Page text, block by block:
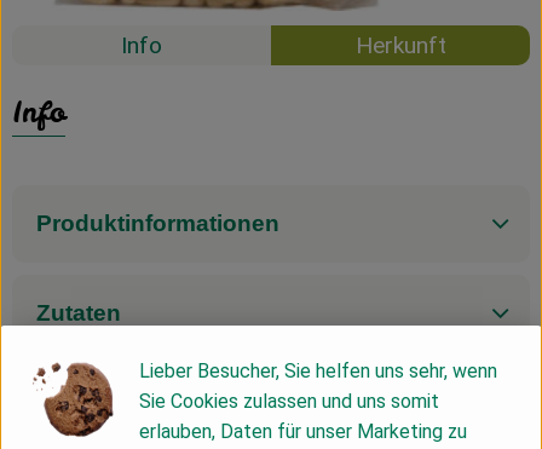
Info Herkunft
Info
Produktinformationen
Zutaten
Nährwert-Info
Lieber Besucher, Sie helfen uns sehr, wenn
Sie Cookies zulassen und uns somit
erlauben, Daten für unser Marketing zu